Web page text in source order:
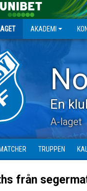
AKADEMI
En
A-laget
MATCHER TRUPPEN
från